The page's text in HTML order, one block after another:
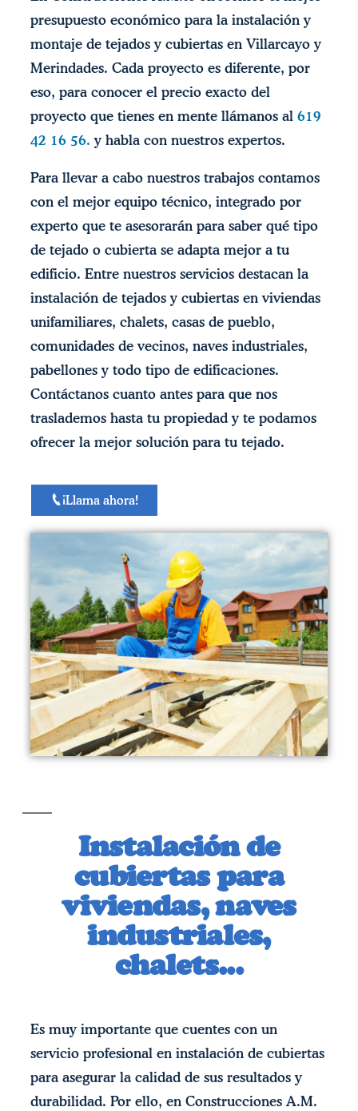
presupuesto económico para la instalación y
montaje de tejados y cubiertas en Villarcayo y
Merindades. Cada proyecto es diferente, por
eso, para conocer el precio exacto del
proyecto que tienes en mente llámanos al 619
42 16 56. y habla con nuestros expertos.
Para llevar a cabo nuestros trabajos contamos
con el mejor equipo técnico, integrado por
experto que te asesorarán para saber qué tipo
de tejado o cubierta se adapta mejor a tu
edificio. Entre nuestros servicios destacan la
instalación de tejados y cubiertas en viviendas
unifamiliares, chalets, casas de pueblo,
comunidades de vecinos, naves industriales,
pabellones y todo tipo de edificaciones.
Contáctanos cuanto antes para que nos
traslademos hasta tu propiedad y te podamos
ofrecer la mejor solución para tu tejado.
¡Llama ahora!
Instalación de
cubiertas para
viviendas, naves
industriales,
chalets...
Es muy importante que cuentes con un
servicio profesional en instalación de cubiertas
para asegurar la calidad de sus resultados y
durabilidad. Por ello, en Construcciones A.M.